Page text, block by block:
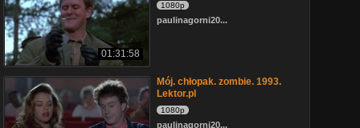
01:31:58
1080p
paulinagorni20...
Mój. chłopak. zombie. 1993.
Lektor.pl
1080p
paulinagorni20...